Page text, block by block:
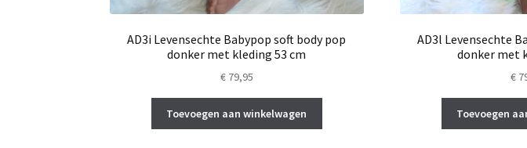
AD3i Levensechte Babypop soft body pop
donker met kleding 53 cm
€79,95
Toevoegen aan winkelwagen
AD3l Levensechte
donker met
€
Toevoegen